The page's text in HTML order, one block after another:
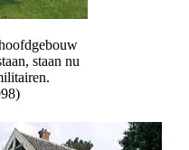
staan nu